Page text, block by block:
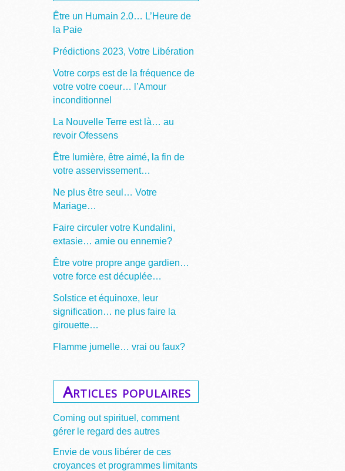
Être un Humain 2.0… L’Heure de
la Paie
Prédictions 2023, Votre Libération
Votre corps est de la fréquence de
votre votre coeur… l’Amour
inconditionnel
La Nouvelle Terre est là… au
revoir Ofessens
Être lumière, être aimé, la fin de
votre asservissement…
Ne plus être seul… Votre
Mariage…
Faire circuler votre Kundalini,
extasie… amie ou ennemie?
Être votre propre ange gardien…
votre force est décuplée…
Solstice et équinoxe, leur
signification… ne plus faire la
girouette…
Flamme jumelle… vrai ou faux?
Articles populaires
Coming out spirituel, comment
gérer le regard des autres
Envie de vous libérer de ces
croyances et programmes limitants